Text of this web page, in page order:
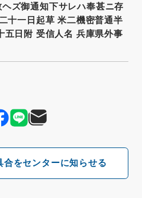
をセンターに知らせる
ズ御通知下サレハ奉甚ニ存
十一日起草 米二機密普通半
五日附 受信人名 兵庫県外事